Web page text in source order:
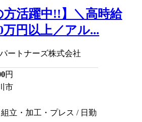
方活躍中!!】＼高時給
万円以上／アル...
ートナーズ株式会社
円
市
立・加工・プレス / 日勤